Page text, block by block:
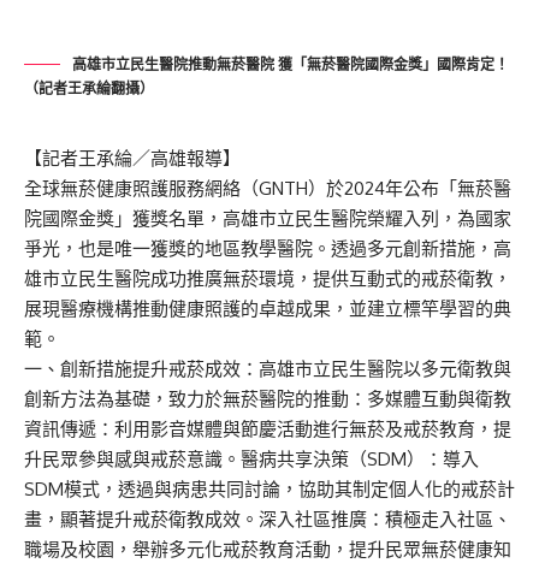
高雄市立民生醫院推動無菸醫院 獲「無菸醫院國際金獎」國際肯定！
（記者王承綸翻攝）
【記者王承綸／高雄報導】
全球無菸健康照護服務網絡（GNTH）於2024年公布「無菸醫
院國際金獎」獲獎名單，高雄市立民生醫院榮耀入列，為國家
爭光，也是唯一獲獎的地區教學醫院。透過多元創新措施，高
雄市立民生醫院成功推廣無菸環境，提供互動式的戒菸衛教，
展現醫療機構推動健康照護的卓越成果，並建立標竿學習的典
範。
一、創新措施提升戒菸成效：高雄市立民生醫院以多元衛教與
創新方法為基礎，致力於無菸醫院的推動：多媒體互動與衛教
資訊傳遞：利用影音媒體與節慶活動進行無菸及戒菸教育，提
升民眾參與感與戒菸意識。醫病共享決策（SDM）：導入
SDM模式，透過與病患共同討論，協助其制定個人化的戒菸計
畫，顯著提升戒菸衛教成效。深入社區推廣：積極走入社區、
職場及校園，舉辦多元化戒菸教育活動，提升民眾無菸健康知